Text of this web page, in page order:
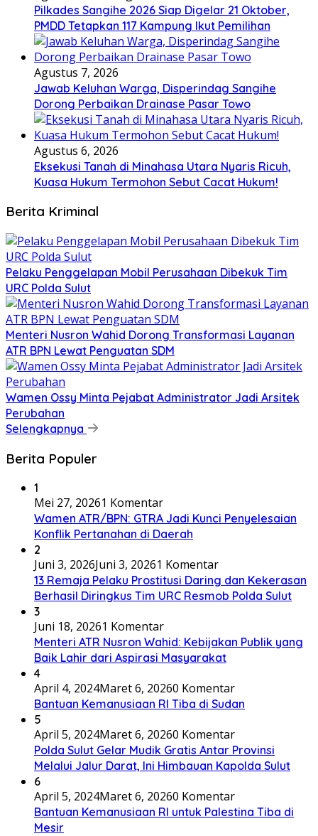
Pilkades Sangihe 2026 Siap Digelar 21 Oktober,
PMDD Tetapkan 117 Kampung Ikut Pemilihan
Agustus 7, 2026
Jawab Keluhan Warga, Disperindag Sangihe
Dorong Perbaikan Drainase Pasar Towo
Agustus 6, 2026
Eksekusi Tanah di Minahasa Utara Nyaris Ricuh,
Kuasa Hukum Termohon Sebut Cacat Hukum!
Berita Kriminal
​Pelaku Penggelapan Mobil Perusahaan Dibekuk Tim
URC Polda Sulut
​Menteri Nusron Wahid Dorong Transformasi Layanan
ATR BPN Lewat Penguatan SDM
Wamen Ossy Minta Pejabat Administrator Jadi Arsitek
Perubahan
Selengkapnya
Berita Populer
1
Mei 27, 20261 Komentar
Wamen ATR/BPN: GTRA Jadi Kunci Penyelesaian
Konflik Pertanahan di Daerah
2
Juni 3, 2026Juni 3, 20261 Komentar
13 Remaja Pelaku Prostitusi Daring dan Kekerasan
Berhasil Diringkus Tim URC Resmob Polda Sulut
3
Juni 18, 20261 Komentar
Menteri ATR Nusron Wahid: Kebijakan Publik yang
Baik Lahir dari Aspirasi Masyarakat
4
April 4, 2024Maret 6, 20260 Komentar
Bantuan Kemanusiaan RI Tiba di Sudan
5
April 5, 2024Maret 6, 20260 Komentar
Polda Sulut Gelar Mudik Gratis Antar Provinsi
Melalui Jalur Darat, Ini Himbauan Kapolda Sulut
6
April 5, 2024Maret 6, 20260 Komentar
Bantuan Kemanusiaan RI untuk Palestina Tiba di
Mesir